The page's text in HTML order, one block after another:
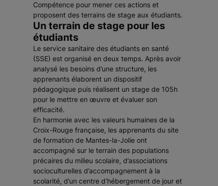
Compétence pour mener ces actions et
proposent des terrains de stage aux étudiants.
Un terrain de stage pour les
étudiants
Le service sanitaire des étudiants en santé
(SSE) est organisé en deux temps. Après avoir
analysé les besoins d’une structure, les
apprenants élaborent un dispositif
pédagogique puis réalisent un stage de 105h
pour le mettre en œuvre et évaluer son
efficacité.
En harmonie avec les valeurs humaines de la
Croix-Rouge française, les apprenants du site
de formation de Mantes-la-Jolie ont
accompagné sur le terrain des populations
précaires du milieu scolaire, d’associations
socioculturelles d’accompagnement à la
scolarité, d’un centre d’hébergement de jour et